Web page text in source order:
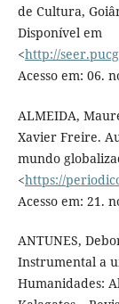
de Cultura,
Disponível em
<http://
Acesso em: 06.
ALMEIDA,
Xavier Freire.
mundo
<https://
Acesso em: 21.
ANTUNES,
Instrumental a
Humanidades: